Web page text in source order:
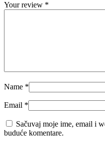
Your review *
Name *
Email *
Sačuvaj moje ime, email i
buduće komentare.